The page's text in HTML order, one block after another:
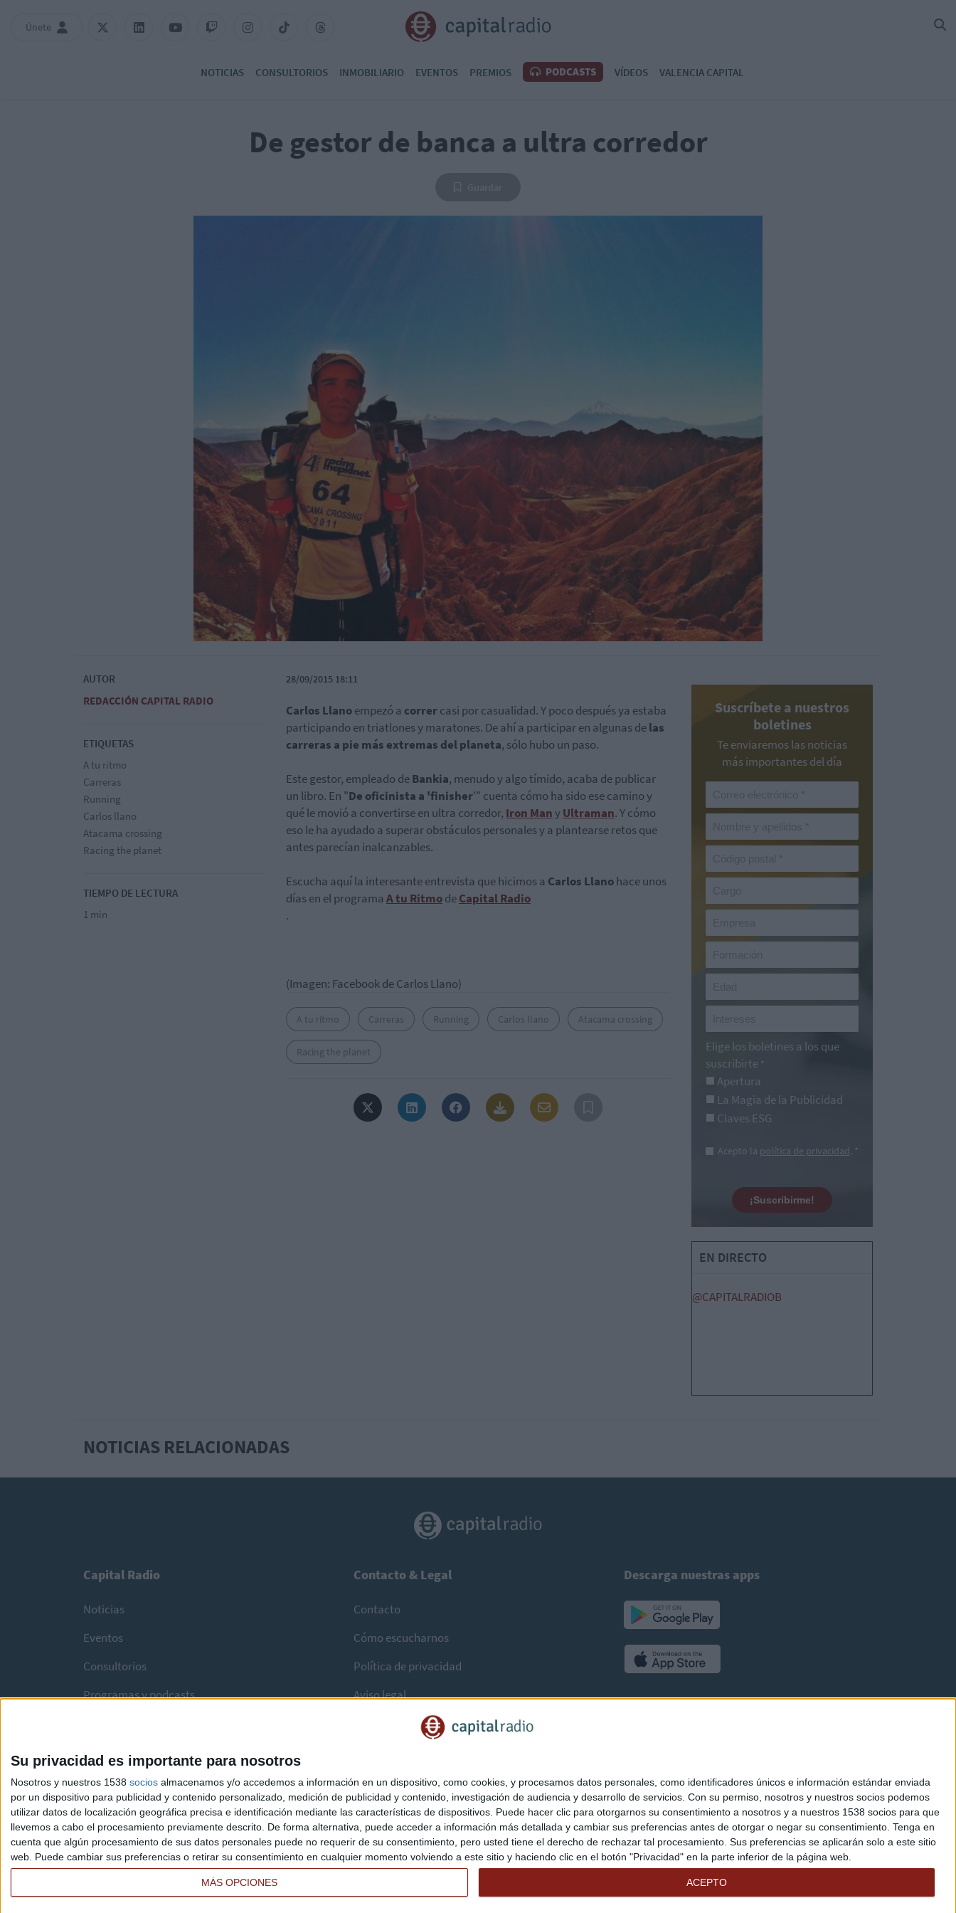
Su privacidad es importante para nosotros
Nosotros y nuestros 1538 socios almacenamos y/o accedemos a información en un dispositivo, como cookies, y procesamos datos personales, como identificadores únicos e información estándar enviada
por un dispositivo para publicidad y contenido personalizado, medición de publicidad y contenido, investigación de audiencia y desarrollo de servicios. Con su permiso, nosotros y nuestros socios podemos
utilizar datos de localización geográfica precisa e identificación mediante las características de dispositivos. Puede hacer clic para otorgarnos su consentimiento a nosotros y a nuestros 1538 socios para que
llevemos a cabo el procesamiento previamente descrito. De forma alternativa, puede acceder a información más detallada y cambiar sus preferencias antes de otorgar o negar su consentimiento. Tenga en
cuenta que algún procesamiento de sus datos personales puede no requerir de su consentimiento, pero usted tiene el derecho de rechazar tal procesamiento. Sus preferencias se aplicarán solo a este sitio
web. Puede cambiar sus preferencias o retirar su consentimiento en cualquier momento volviendo a este sitio y haciendo clic en el botón "Privacidad" en la parte inferior de la página web.
MÁS OPCIONES ACEPTO
Únete
NOTICIAS CONSULTORIOS INMOBILIARIO EVENTOS PREMIOS PODCASTS VÍDEOS VALENCIA CAPITAL
De gestor de banca a ultra corredor
AUTOR
REDACCIÓN CAPITAL RADIO
ETIQUETAS
A tu ritmo
Carreras
Running
Carlos llano
Atacama crossing
Racing the planet
TIEMPO DE LECTURA
1 min
28/09/2015 18:11
Carlos Llanoempezó a corrercasi por casualidad. Y poco después ya estaba
participando en triatlones y maratones. De ahí a participar en algunas delas
carreras a pie más extremas del planeta, sólo hubo un paso.
Este gestor, empleado deBankia, menudo y algo tímido, acaba de publicar
un libro. En "De oficinista a 'finisher'" cuenta cómo ha sido ese camino y
qué le movió a convertirse en ultra corredor, Iron ManyUltraman. Y cómo
eso le ha ayudado a superar obstáculos personales y a plantearse retos que
antes parecían inalcanzables.
Escucha aquí la interesante entrevista que hicimos a Carlos Llanohace unos
días en el programa A tu RitmodeCapital Radio
.
(Imagen: Facebook de Carlos Llano)
A tu ritmo Carreras Running Carlos llano Atacama crossing
Racing the planet
Suscríbete a nuestros
boletines
Te enviaremos las noticias
más importantes del día
Elige los boletines a los que
suscribirte *
Apertura
La Magia de la Publicidad
Claves ESG
Acepto la política de privacidad. *
¡Suscribirme!
EN DIRECTO
@CAPITALRADIOB
NOTICIAS RELACIONADAS
Capital Radio
Noticias
Eventos
Consultorios
Programas y podcasts
Contacto & Legal
Contacto
Cómo escucharnos
Política de privacidad
Aviso legal
Descarga nuestras apps